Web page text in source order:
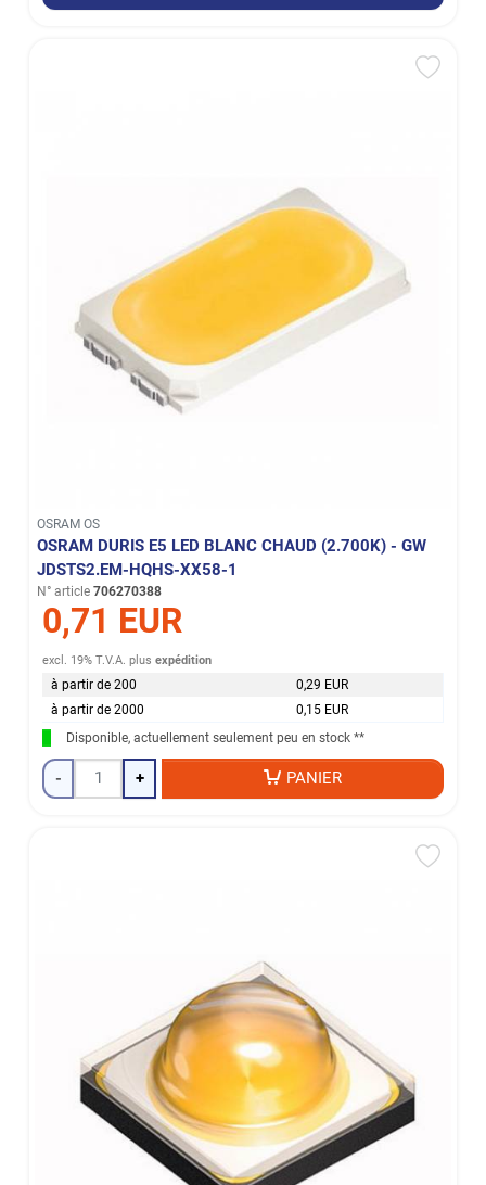
OSRAM OS
OSRAM DURIS E5 LED BLANC CHAUD (2.700K) - GW
JDSTS2.EM-HQHS-XX58-1
N° article 706270388
0,71 EUR
excl. 19% T.V.A. plusexpédition
à partir de 200
0,29 EUR
à partir de 2000
0,15 EUR
Disponible, actuellement seulement peu en stock **
- + PANIER